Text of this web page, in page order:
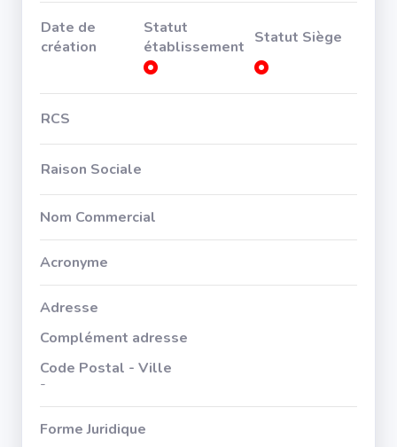
Date de
création
Statut
établissement Statut Siège
RCS
Raison Sociale
Nom Commercial
Acronyme
Adresse
Complément adresse
Code Postal - Ville
-
Forme Juridique